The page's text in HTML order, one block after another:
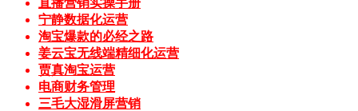
宁静数据化运营
淘宝爆款的必经之路
姜云宝无线端精细化运营
贾真淘宝运营
电商财务管理
三毛大湿滑屏营销